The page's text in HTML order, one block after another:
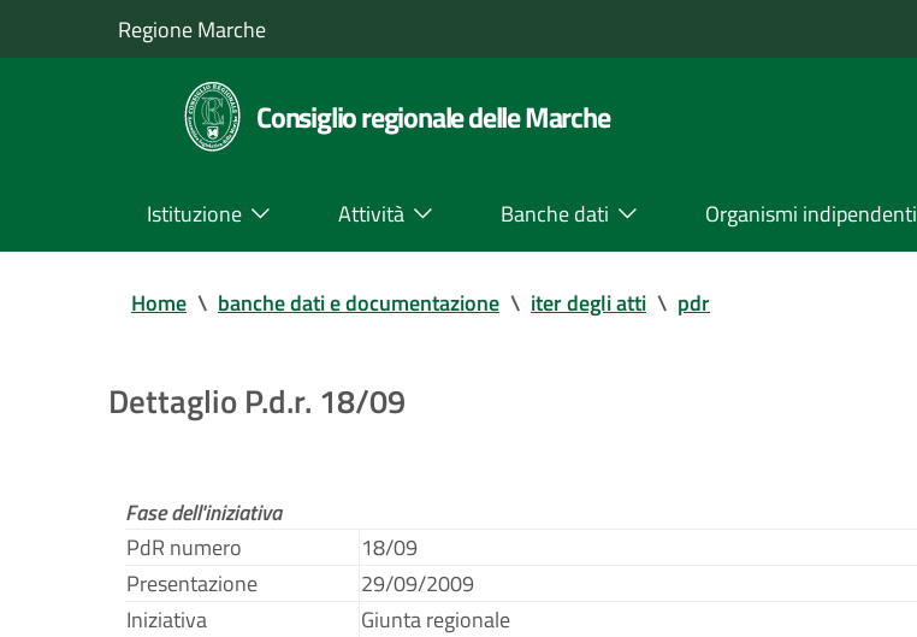
Regione Marche
Consiglio regionale delle Marche
Istituzione Attività Banche dati Organismi indipendenti
Home \ banche dati e documentazione \ iter degli atti \ pdr
Dettaglio P.d.r. 18/09
Fase dell'iniziativa
PdR numero
18/09
Presentazione
29/09/2009
Iniziativa
Giunta regionale